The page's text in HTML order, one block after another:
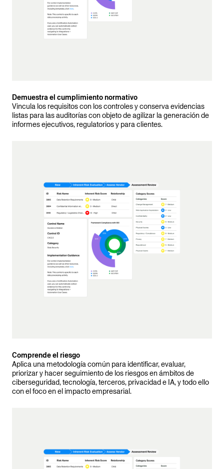
Demuestra el cumplimiento normativo
Vincula los requisitos con los controles y conserva evidencias
listas para las auditorías con objeto de agilizar la generación de
informes ejecutivos, regulatorios y para clientes.
Comprende el riesgo
Aplica una metodología común para identificar, evaluar,
priorizar y hacer seguimiento de los riesgos en ámbitos de
ciberseguridad, tecnología, terceros, privacidad e IA, y todo ello
con el foco en el impacto empresarial.